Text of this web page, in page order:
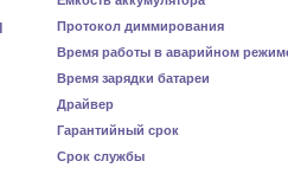
Протокол диммирования
Время работы в аварийном
Время зарядки батареи
Драйвер
Гарантийный срок
Срок службы